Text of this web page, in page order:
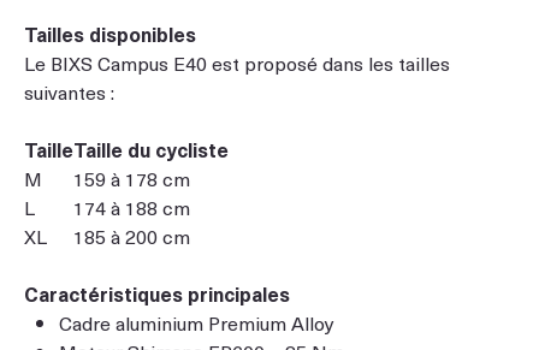
Tailles disponibles
Le BIXS Campus E40 est proposé dans les tailles
suivantes :
TailleTaille du cycliste
M
159 à 178 cm
L
174 à 188 cm
XL
185 à 200 cm
Caractéristiques principales
Cadre aluminium Premium Alloy